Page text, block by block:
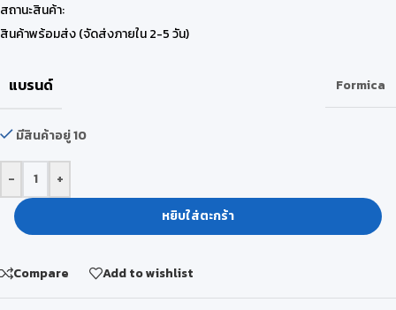
สถานะสินค้า:
สินค้าพร้อมส่ง (จัดส่งภายใน 2-5 วัน)
แบรนด์ Formica
มีสินค้าอยู่ 10
-
+
หยิบใส่ตะกร้า
Compare Add to wishlist